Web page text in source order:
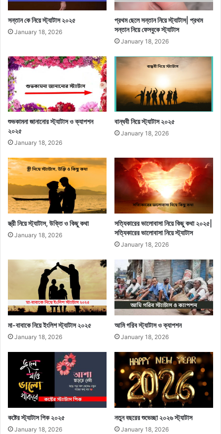
সন্তান কে নিয়ে স্ট্যাটাস ২০২৫
January 18, 2026
প্রথম ছেলে সন্তান নিয়ে স্ট্যাটাস| প্রথম
সন্তান নিয়ে ফেসবুকে স্ট্যাটাস
January 18, 2026
শুভকামনা জানানোর স্ট্যাটাস ও ক্যাপশন
২০২৫
January 18, 2026
বান্ধবী নিয়ে স্ট্যাটাস ২০২৫
January 18, 2026
স্ত্রী নিয়ে স্ট্যাটাস, উক্তি ও কিছু কথা
January 18, 2026
সত্যিকারের ভালোবাসা নিয়ে কিছু কথা ২০২৫|
সত্যিকারের ভালোবাসা নিয়ে স্ট্যাটাস
January 18, 2026
মা-বাবাকে নিয়ে ইংলিশ স্ট্যাটাস ২০২৫
January 18, 2026
আমি গরিব স্ট্যাটাস ও ক্যাপশন
January 18, 2026
কষ্টের স্ট্যাটাস পিক ২০২৫
January 18, 2026
নতুন বছরের শুভেচ্ছা ২০২৬ স্ট্যাটাস
January 18, 2026